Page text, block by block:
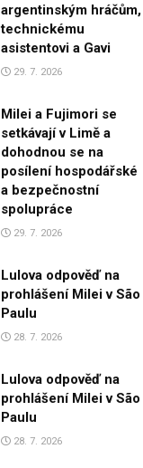
argentinským hráčům,
technickému
asistentovi a Gavi
29. 7. 2026
Milei a Fujimori se
setkávají v Limě a
dohodnou se na
posílení hospodářské
a bezpečnostní
spolupráce
29. 7. 2026
Lulova odpověď na
prohlášení Milei v São
Paulu
28. 7. 2026
Lulova odpověď na
prohlášení Milei v São
Paulu
28. 7. 2026